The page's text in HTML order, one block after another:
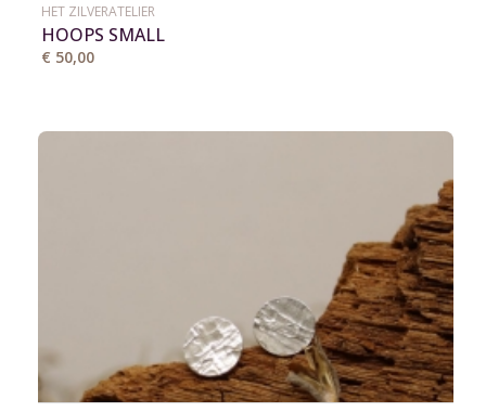
HET ZILVERATELIER
HOOPS SMALL
€ 50,00